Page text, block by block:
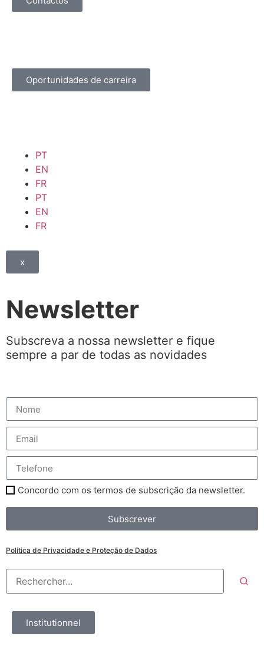
Oportunidades de carreira
PT
EN
FR
PT
EN
FR
x
Newsletter
Subscreva a nossa newsletter e fique
sempre a par de todas as novidades
Concordo com os termos de subscrição da newsletter.
Subscrever
Política de Privacidade e Proteção de Dados
Institutionnel